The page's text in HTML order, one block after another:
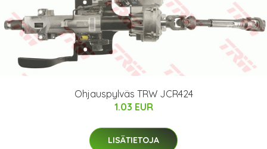
Ohjauspylväs TRW JCR424
1.03 EUR
LISÄTIETOJA